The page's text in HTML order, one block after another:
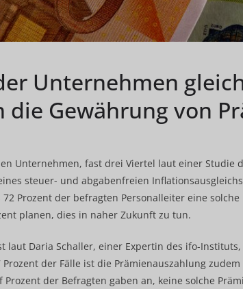
Unternehmen
Gewährung von
Unternehmen, fast drei Viertel laut einer Studie
steuer- und abgabenfreien
Prozent der befragten Personalleiter eine
planen, dies in naher Zukunft zu tun.
laut Daria Schaller, einer Expertin des ifo-
der Fälle ist die Prämienauszahlung zudem
der Befragten gaben an, keine solche